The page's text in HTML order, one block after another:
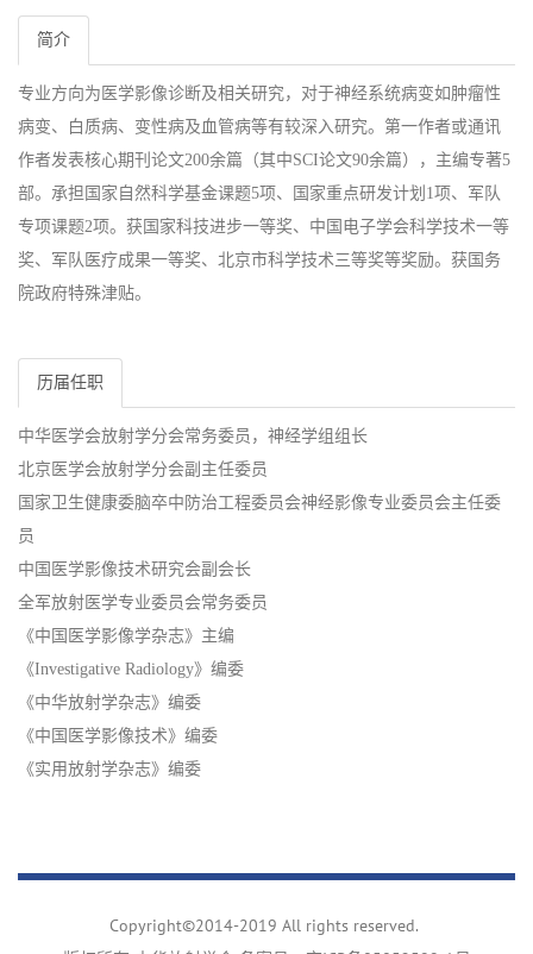
简介
专业方向为医学影像诊断及相关研究，对于神经系统病变如肿瘤性
病变、白质病、变性病及血管病等有较深入研究。第一作者或通讯
作者发表核心期刊论文200余篇（其中SCI论文90余篇），主编专著5
部。承担国家自然科学基金课题5项、国家重点研发计划1项、军队
专项课题2项。获国家科技进步一等奖、中国电子学会科学技术一等
奖、军队医疗成果一等奖、北京市科学技术三等奖等奖励。获国务
院政府特殊津贴。
历届任职
中华医学会放射学分会常务委员，神经学组组长
北京医学会放射学分会副主任委员
国家卫生健康委脑卒中防治工程委员会神经影像专业委员会主任委
员
中国医学影像技术研究会副会长
全军放射医学专业委员会常务委员
《中国医学影像学杂志》主编
《Investigative Radiology》编委
《中华放射学杂志》编委
《中国医学影像技术》编委
《实用放射学杂志》编委
Copyright©2014-2019 All rights reserved.